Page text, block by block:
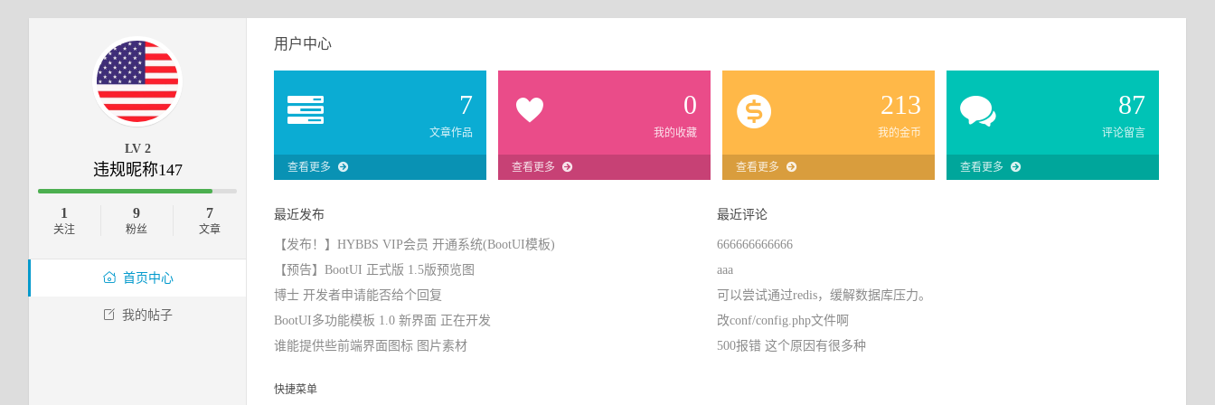
LV 2
违规昵称147
1
关注
9
粉丝
7
文章
首页中心
我的帖子
用户中心
7
文章作品
查看更多
0
我的收藏
查看更多
213
我的金币
查看更多
87
评论留言
查看更多
最近发布
【发布！】HYBBS VIP会员 开通系统(BootUI模板)
【预告】BootUI 正式版 1.5版预览图
博士 开发者申请能否给个回复
BootUI多功能模板 1.0 新界面 正在开发
谁能提供些前端界面图标 图片素材
最近评论
666666666666
aaa
可以尝试通过redis，缓解数据库压力。
改conf/config.php文件啊
500报错 这个原因有很多种
快捷菜单